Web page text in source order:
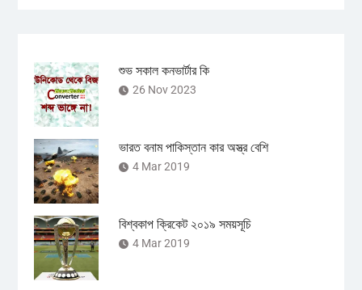
শুভ সকাল কনভার্টার কি
26 Nov 2023
ভারত বনাম পাকিস্তান কার অস্ত্র বেশি
4 Mar 2019
বিশ্বকাপ ক্রিকেট ২০১৯ সময়সূচি
4 Mar 2019